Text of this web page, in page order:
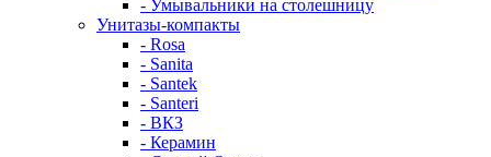
- Умывальники на столешницу
Унитазы-компакты
- Rosa
- Sanita
- Santek
- Santeri
- ВКЗ
- Керамин